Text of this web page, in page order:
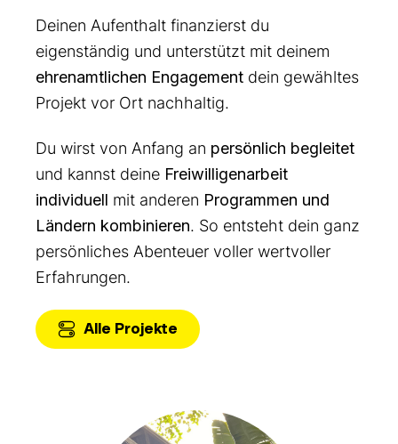
Deinen Aufenthalt finanzierst du
eigenständig und unterstützt mit deinem
ehrenamtlichen Engagement dein gewähltes
Projekt vor Ort nachhaltig.
Du wirst von Anfang an persönlich begleitet
und kannst deine Freiwilligenarbeit
individuell mit anderen Programmen und
Ländern kombinieren. So entsteht dein ganz
persönliches Abenteuer voller wertvoller
Erfahrungen.
Alle Projekte